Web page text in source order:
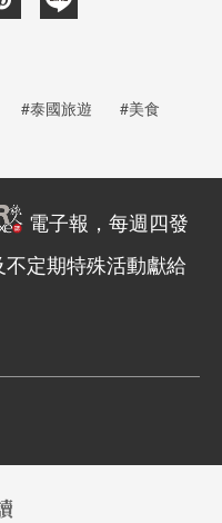
#泰國旅遊 #美食
電子報，每週四發
定期特殊活動獻給